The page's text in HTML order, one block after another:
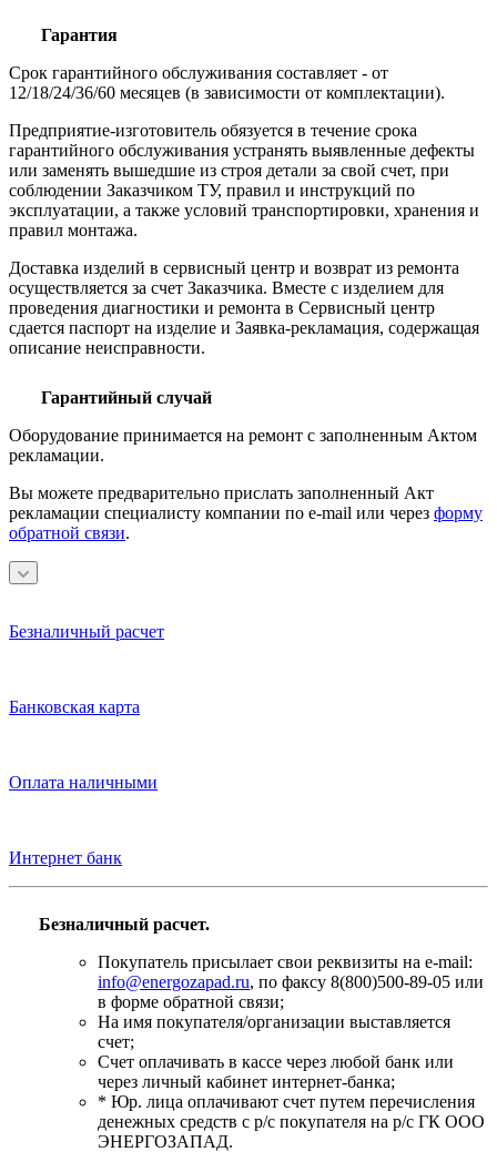
Гарантия
Срок гарантийного обслуживания составляет - от
12/18/24/36/60 месяцев (в зависимости от комплектации).
Предприятие-изготовитель обязуется в течение срока
гарантийного обслуживания устранять выявленные дефекты
или заменять вышедшие из строя детали за свой счет, при
соблюдении Заказчиком ТУ, правил и инструкций по
эксплуатации, а также условий транспортировки, хранения и
правил монтажа.
Доставка изделий в сервисный центр и возврат из ремонта
осуществляется за счет Заказчика. Вместе с изделием для
проведения диагностики и ремонта в Сервисный центр
сдается паспорт на изделие и Заявка-рекламация, содержащая
описание неисправности.
Гарантийный случай
Оборудование принимается на ремонт с заполненным Актом
рекламации.
Вы можете предварительно прислать заполненный Акт
рекламации специалисту компании по e-mail или через форму
обратной связи.
Безналичный расчет
Банковская карта
Оплата наличными
Интернет банк
Безналичный расчет.
Покупатель присылает свои реквизиты на e-mail:
info@energozapad.ru, по факсу 8(800)500-89-05 или
в форме обратной связи;
На имя покупателя/организации выставляется
счет;
Счет оплачивать в кассе через любой банк или
через личный кабинет интернет-банка;
* Юр. лица оплачивают счет путем перечисления
денежных средств с р/с покупателя на р/с ГК ООО
ЭНЕРГОЗАПАД.